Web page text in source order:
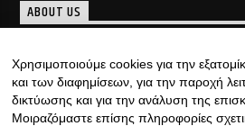
ABOUT US
«γεννήθηκε», με υπογραφή…
Discover more
Χρησιμοποιούμε cookies για την
και των διαφημίσεων, για την παροχή
δικτύωσης και για την ανάλυση της
Μοιραζόμαστε επίσης πληροφορίες